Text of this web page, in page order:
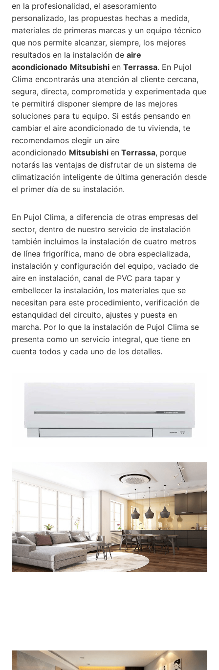
en la profesionalidad, el asesoramiento
personalizado, las propuestas hechas a medida,
materiales de primeras marcas y un equipo técnico
que nos permite alcanzar, siempre, los mejores
resultados en la instalación de aire
acondicionado Mitsubishi en Terrassa. En Pujol
Clima encontrarás una atención al cliente cercana,
segura, directa, comprometida y experimentada que
te permitirá disponer siempre de las mejores
soluciones para tu equipo. Si estás pensando en
cambiar el aire acondicionado de tu vivienda, te
recomendamos elegir un aire
acondicionado Mitsubishi en Terrassa, porque
notarás las ventajas de disfrutar de un sistema de
climatización inteligente de última generación desde
el primer día de su instalación.
En Pujol Clima, a diferencia de otras empresas del
sector, dentro de nuestro servicio de instalación
también incluimos la instalación de cuatro metros
de línea frigorífica, mano de obra especializada,
instalación y configuración del equipo, vaciado de
aire en instalación, canal de PVC para tapar y
embellecer la instalación, los materiales que se
necesitan para este procedimiento, verificación de
estanquidad del circuito, ajustes y puesta en
marcha. Por lo que la instalación de Pujol Clima se
presenta como un servicio integral, que tiene en
cuenta todos y cada uno de los detalles.